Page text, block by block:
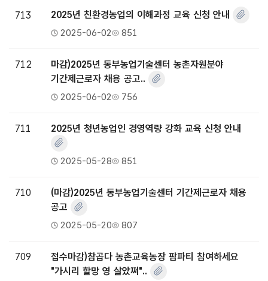
713 2025년 친환경농업의 이해과정 교육 신청 안내
2025-06-02 851
712
마감)2025년 동부농업기술센터 농촌자원분야
기간제근로자 채용 공고..
2025-06-02 756
711 2025년 청년농업인 경영역량 강화 교육 신청 안내
2025-05-28 851
710
(마감)2025년 동부농업기술센터 기간제근로자 채용
공고
2025-05-20 807
709
접수마감)참곱다 농촌교육농장 팜파티 참여하세요
"가시리 할망 영 살았쪄"..